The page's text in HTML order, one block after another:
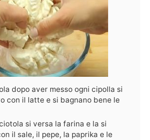
dopo aver messo ogni cipolla si
con il latte e si bagnano bene le
si versa la farina e la si
il sale, il pepe, la paprika e le